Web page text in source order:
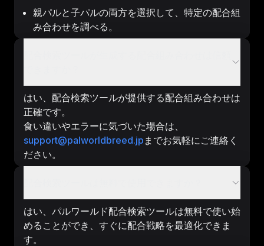
親パルと子パルの両方を選択して、特定の配合組
み合わせを調べる。
はい、配合検索ツールが提供する配合組み合わせは
正確です。
食い違いやエラーに気づいた場合は、
support@palworldbreed.jp までお気軽にご連絡く
ださい。
はい、パルワールド配合検索ツールは無料で使い始
めることができ、すぐに配合戦略を最適化できま
す。